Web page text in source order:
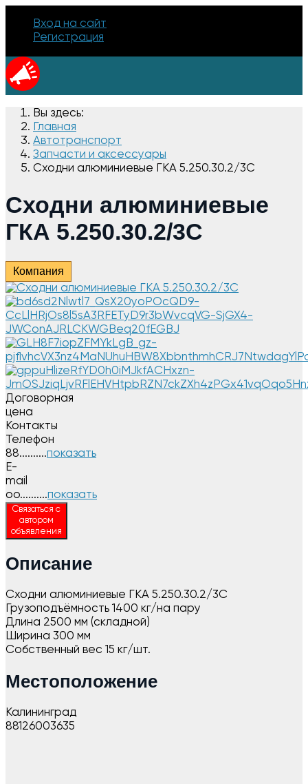
Вход на сайт
Регистрация
Вы здесь:
Главная
Автотранспорт
Запчасти и аксессуары
Сходни алюминиевые ГКА 5.250.30.2/3С
Сходни алюминиевые
ГКА 5.250.30.2/3С
Компания
Договорная
цена
Контакты
Телефон
88..........показать
E-
mail
oo..........показать
Связаться с
автором
объявления
Описание
Сходни алюминиевые ГКА 5.250.30.2/3С
Грузоподъёмность 1400 кг/на пару
Длина 2500 мм (складной)
Ширина 300 мм
Собственный вес 15 кг/шт.
Местоположение
Калининград
88126003635